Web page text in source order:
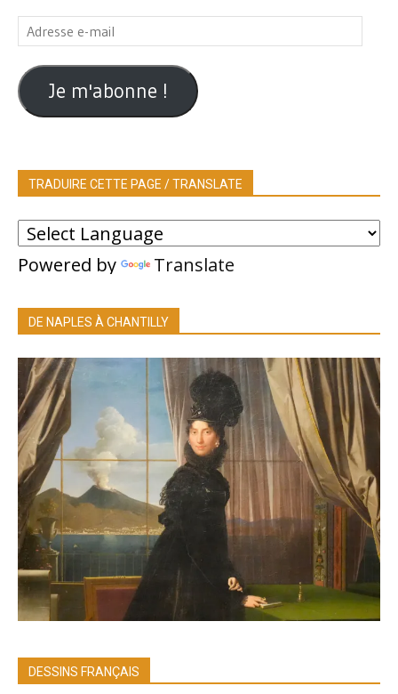
Adresse
e-
mail
Je m'abonne !
TRADUIRE CETTE PAGE / TRANSLATE
Powered by Translate
DE NAPLES À CHANTILLY
DESSINS FRANÇAIS